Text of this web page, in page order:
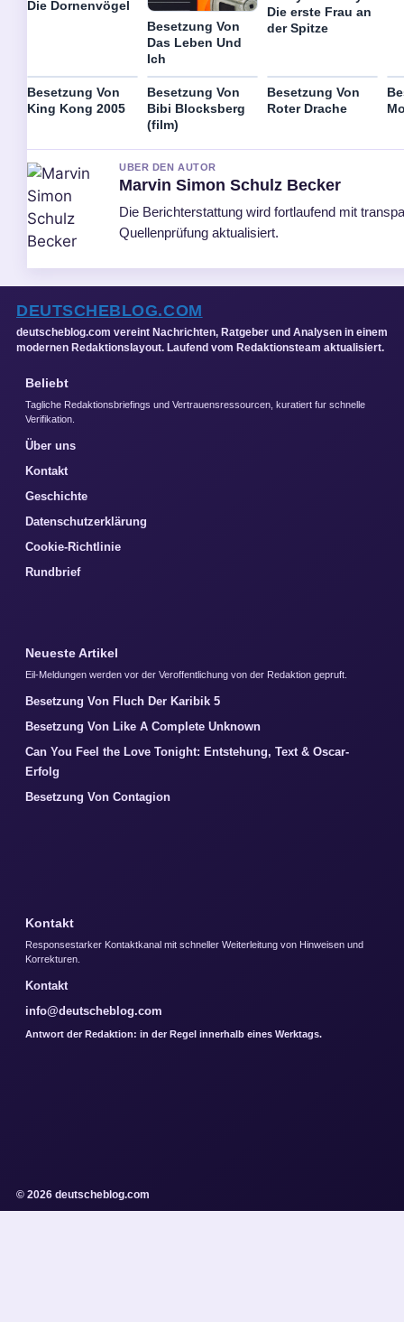
Die Dornenvögel
Besetzung Von
Das Leben Und
Ich
Die erste Frau an
der Spitze
Besetzung Von
King Kong 2005
Besetzung Von
Bibi Blocksberg
(film)
Besetzung Von
Roter Drache
UBER DEN AUTOR
Marvin Simon Schulz Becker
Die Berichterstattung wird fortlaufend mit
Quellenprüfung aktualisiert.
DEUTSCHEBLOG.COM
deutscheblog.com vereint Nachrichten, Ratgeber und Analysen in einem
modernen Redaktionslayout. Laufend vom Redaktionsteam aktualisiert.
Beliebt
Tagliche Redaktionsbriefings und Vertrauensressourcen, kuratiert fur schnelle
Verifikation.
Über uns
Kontakt
Geschichte
Datenschutzerklärung
Cookie-Richtlinie
Rundbrief
Neueste Artikel
Eil-Meldungen werden vor der Veroffentlichung von der Redaktion gepruft.
Besetzung Von Fluch Der Karibik 5
Besetzung Von Like A Complete Unknown
Can You Feel the Love Tonight: Entstehung, Text & Oscar-
Erfolg
Besetzung Von Contagion
Kontakt
Responsestarker Kontaktkanal mit schneller Weiterleitung von Hinweisen und
Korrekturen.
Kontakt
info@deutscheblog.com
Antwort der Redaktion: in der Regel innerhalb eines Werktags.
© 2026 deutscheblog.com